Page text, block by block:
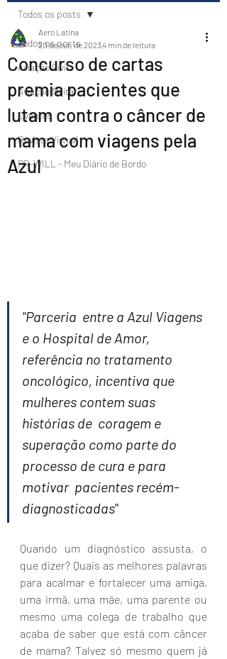
Todos os posts
Aviação Civil
Aviação Militar
Eventos
Revista Virtual
PR-WILL - Meu Diário de Bordo
Todos os posts
Concurso de cartas
premia pacientes que
lutam contra o câncer de
mama com viagens pela
Azul
Aero Latina
20 de out. de 20234 min de leitura
"Parceria  entre a Azul Viagens
e o Hospital de Amor,
referência no tratamento
oncológico, incentiva que
mulheres contem suas
histórias de  coragem e
superação como parte do
processo de cura e para
motivar  pacientes recém-
diagnosticadas"
Quando um diagnóstico assusta, o
que dizer? Quais as melhores palavras
para acalmar e fortalecer uma amiga,
uma irmã, uma mãe, uma parente ou
mesmo uma colega de trabalho que
acaba de saber que está com câncer
de mama? Talvez só mesmo quem já